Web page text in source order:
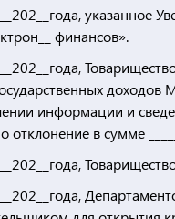
финансов».
доходов
информации и
отклонение в сумме